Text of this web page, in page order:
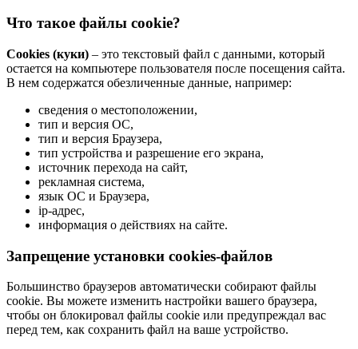
Что такое файлы cookie?
Cookies (куки) – это текстовый файл с данными, который
остается на компьютере пользователя после посещения сайта.
В нем содержатся обезличенные данные, например:
сведения о местоположении,
тип и версия ОС,
тип и версия Браузера,
тип устройства и разрешение его экрана,
источник перехода на сайт,
рекламная система,
язык ОС и Браузера,
ip-адрес,
информация о действиях на сайте.
Запрещение установки cookies-файлов
Большинство браузеров автоматически собирают файлы
cookie. Вы можете изменить настройки вашего браузера,
чтобы он блокировал файлы cookie или предупреждал вас
перед тем, как сохранить файл на ваше устройство.